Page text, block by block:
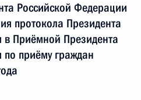
Российской Федерации
протокола Президента
Приёмной Президента
приёму граждан